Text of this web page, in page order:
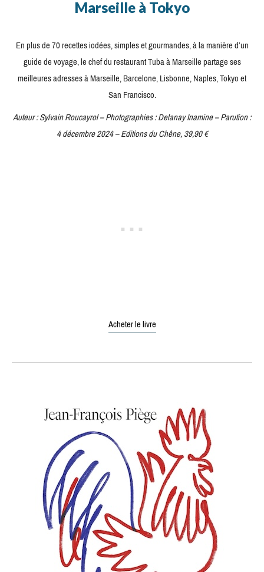
Marseille à Tokyo
En plus de 70 recettes iodées, simples et gourmandes, à la manière d’un
guide de voyage, le chef du restaurant Tuba à Marseille partage ses
meilleures adresses à Marseille, Barcelone, Lisbonne, Naples, Tokyo et
San Francisco.
Auteur : Sylvain Roucayrol – Photographies : Delanay Inamine – Parution :
4 décembre 2024 – Editions du Chêne, 39,90 €
Acheter le livre